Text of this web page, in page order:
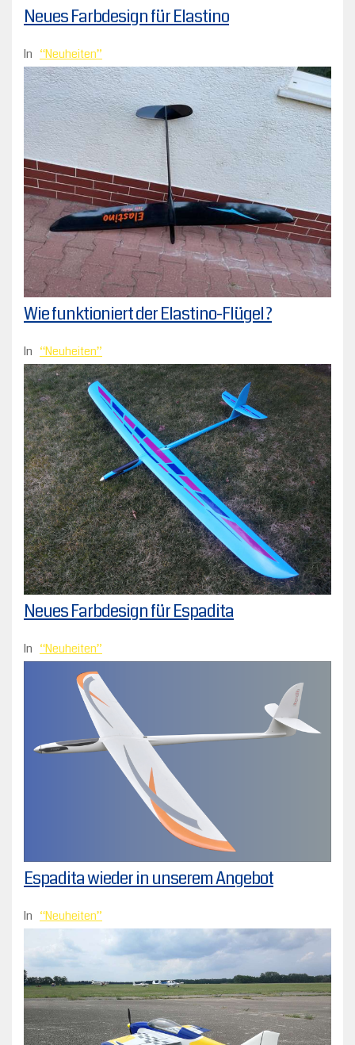
Neues Farbdesign für Elastino
In Neuheiten
Wie funktioniert der Elastino-Flügel ?
In Neuheiten
Neues Farbdesign für Espadita
In Neuheiten
Espadita wieder in unserem Angebot
In Neuheiten